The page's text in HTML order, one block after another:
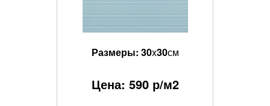
Размеры: 30x30см
Цена: 590р/м2